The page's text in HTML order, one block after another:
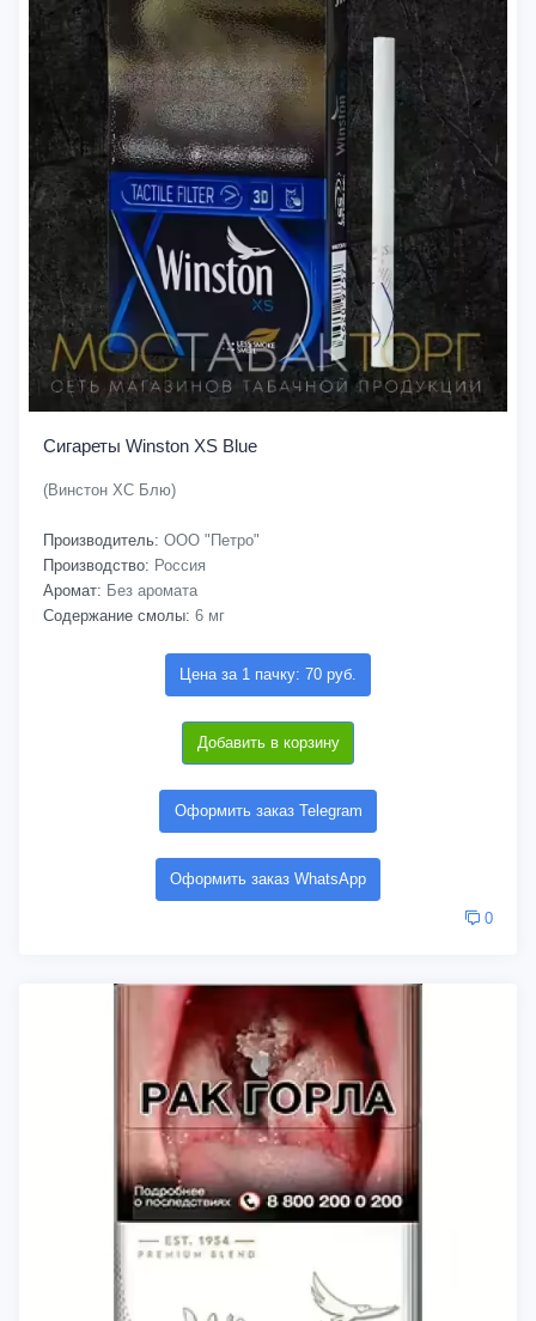
Сигареты Winston XS Blue
(Винстон ХС Блю)
Производитель: ООО "Петро"
Производство: Россия
Аромат: Без аромата
Содержание смолы: 6 мг
Цена за 1 пачку: 70 руб.
Добавить в корзину
Оформить заказ Telegram
Оформить заказ WhatsApp
0